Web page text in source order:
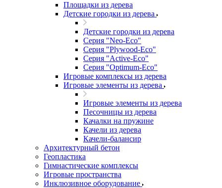
Площадки из дерева
Детские городки из дерева
Детские городки из дерева
Серия "Neo-Eco"
Серия "Plywood-Eco"
Серия "Active-Eco"
Серия "Оptimum-Еco"
Игровые комплексы из дерева
Игровые элементы из дерева
Игровые элементы из дерева
Песочницы из дерева
Качалки на пружине
Качели из дерева
Качели-балансир
Архитектурный бетон
Геопластика
Гимнастические комплексы
Игровые пространства
Инклюзивное оборудование